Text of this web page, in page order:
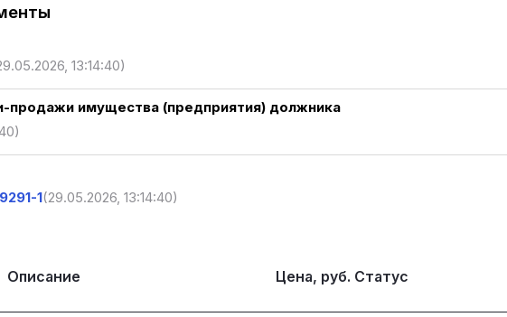
13:14:40)
продажи имущества (предприятия) должника
1(29.05.2026, 13:14:40)
Описание Цена, руб. Статус